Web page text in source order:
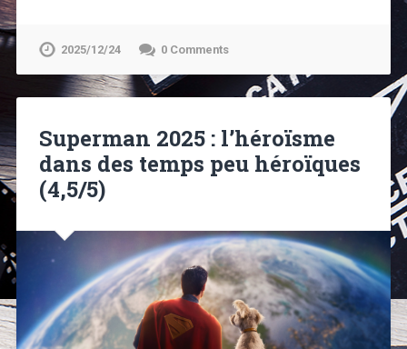
2025/12/24 0 Comments
Superman 2025 : l’héroïsme
dans des temps peu héroïques
(4,5/5)